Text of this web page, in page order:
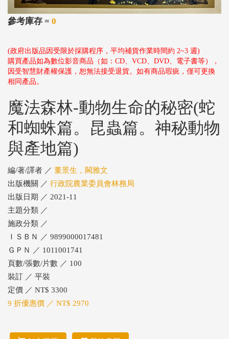
參考庫存 = 0
(政府出版品因受限於採購程序，平均補貨作業時間約 2~3 週)
購買產品如為數位影音商品（如：CD、VCD、DVD、電子書等），
因受智慧財產權保護，恕無法接受退貨。如有商品瑕疵，僅可更換
相同產品。
魔法森林-動物生命的秘密(蛇
和蜘蛛篇。昆蟲篇。神秘動物
與產地篇)
編/著/譯者 ／ 董景生，闕雅文
出版機關 ／ 行政院農業委員會林務局
出版日期 ／ 2021-11
主題分類 ／
施政分類 ／
ＩＳＢＮ ／ 9899000017481
ＧＰＮ ／ 1011001741
頁數/張數/片數 ／ 100
裝訂 ／ 平裝
定價 ／ NT$ 3300
9 折優惠價 ／ NT$ 2970